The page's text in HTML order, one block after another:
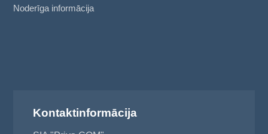
Noderīga informācija
Kontaktinformācija